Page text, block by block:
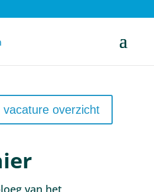
vacature overzicht
van het